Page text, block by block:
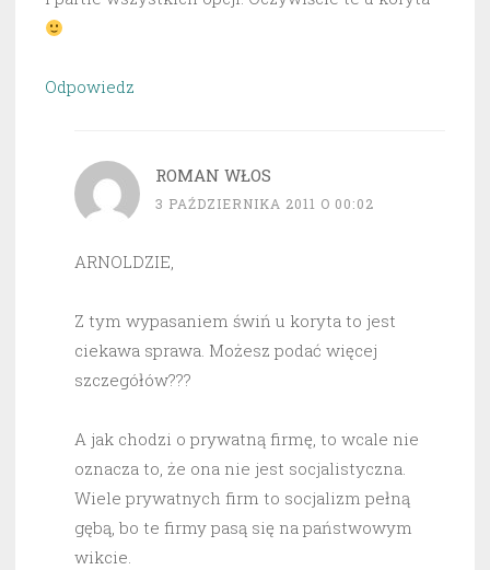
Odpowiedz
ROMAN WŁOS
3 PAŹDZIERNIKA 2011 O 00:02
ARNOLDZIE,
Z tym wypasaniem świń u koryta to jest
ciekawa sprawa. Możesz podać więcej
szczegółów???
A jak chodzi o prywatną firmę, to wcale nie
oznacza to, że ona nie jest socjalistyczna.
Wiele prywatnych firm to socjalizm pełną
gębą, bo te firmy pasą się na państwowym
wikcie.